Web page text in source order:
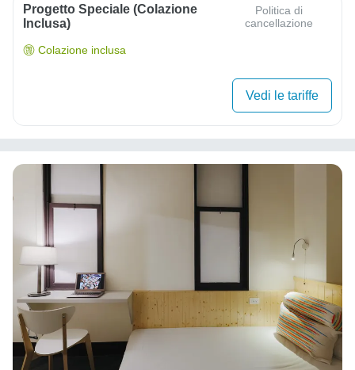
Progetto Speciale (colazione
Inclusa)
Politica di
cancellazione
Colazione inclusa
Vedi le tariffe